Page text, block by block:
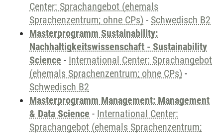
Center: Sprachangebot (ehemals
Sprachenzentrum; ohne CPs) - Schwedisch B2
Masterprogramm Sustainability:
Nachhaltigkeitswissenschaft - Sustainability
Science - International Center: Sprachangebot
(ehemals Sprachenzentrum; ohne CPs) -
Schwedisch B2
Masterprogramm Management: Management
& Data Science - International Center:
Sprachangebot (ehemals Sprachenzentrum;